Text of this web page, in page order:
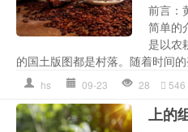
前言：
简单的
是以农
的国土版图都是村落。随着时间
hs 09-23 28 546
上的